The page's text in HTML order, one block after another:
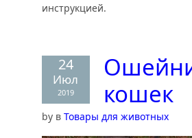
инструкцией.
24
Июл
2019
кошек
by в Товары для животных